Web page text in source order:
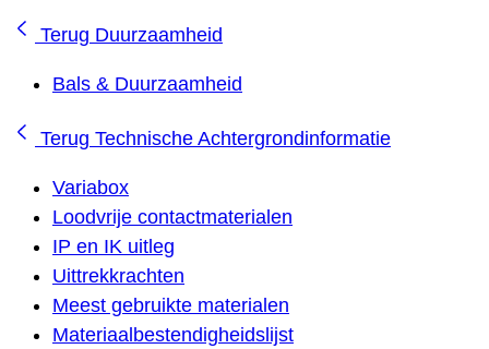
Terug Duurzaamheid
Bals & Duurzaamheid
Terug Technische Achtergrondinformatie
Variabox
Loodvrije contactmaterialen
IP en IK uitleg
Uittrekkrachten
Meest gebruikte materialen
Materiaalbestendigheidslijst